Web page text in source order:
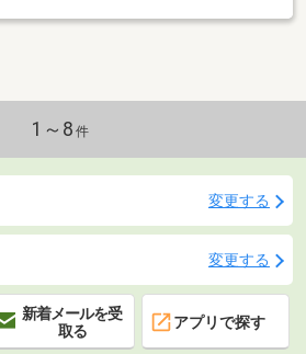
1～8 件
変更する
変更する
新着メールを受
取る
アプリで探す